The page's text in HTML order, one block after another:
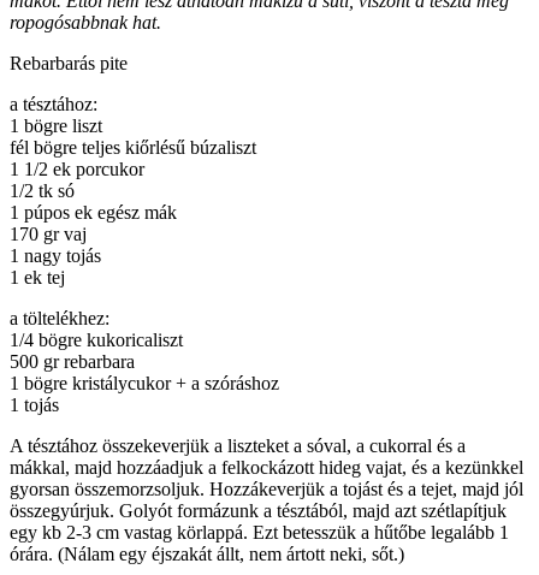
ropogósabbnak hat.
Rebarbarás pite
a tésztához:
1 bögre liszt
fél bögre teljes kiőrlésű búzaliszt
1 1/2 ek porcukor
1/2 tk só
1 púpos ek egész mák
170 gr vaj
1 nagy tojás
1 ek tej
a töltelékhez:
1/4 bögre kukoricaliszt
500 gr rebarbara
1 bögre kristálycukor + a szóráshoz
1 tojás
A tésztához összekeverjük a liszteket a sóval, a cukorral és a
mákkal, majd hozzáadjuk a felkockázott hideg vajat, és a kezünkkel
gyorsan összemorzsoljuk. Hozzákeverjük a tojást és a tejet, majd jól
összegyúrjuk. Golyót formázunk a tésztából, majd azt szétlapítjuk
egy kb 2-3 cm vastag körlappá. Ezt betesszük a hűtőbe legalább 1
órára. (Nálam egy éjszakát állt, nem ártott neki, sőt.)